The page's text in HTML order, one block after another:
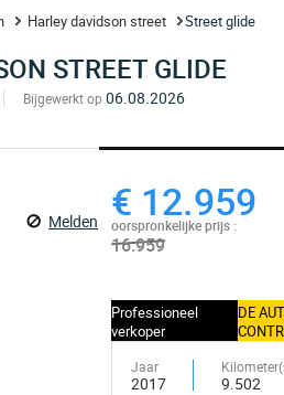
Harley davidson street Street glide
STREET GLIDE
Bijgewerkt op 06.08.2026
Melden € 12.959
oorspronkelijke prijs :
16.959
Professioneel
verkoper
DE
Jaar
2017 9.502